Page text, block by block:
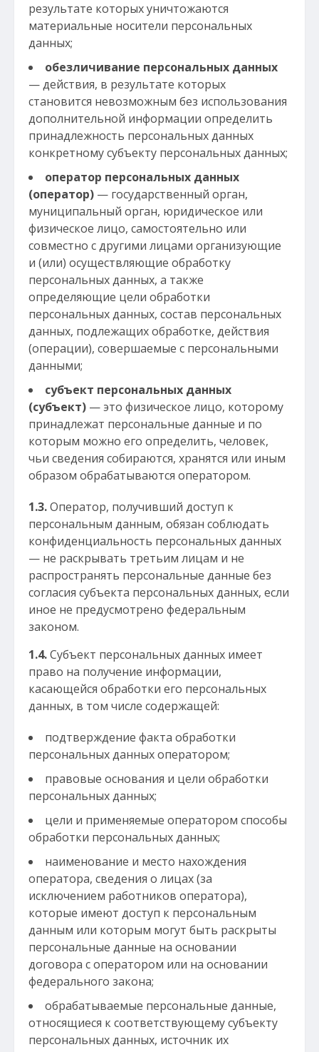
результате которых уничтожаются
материальные носители персональных
данных;
обезличивание персональных данных
— действия, в результате которых
становится невозможным без использования
дополнительной информации определить
принадлежность персональных данных
конкретному субъекту персональных данных;
оператор персональных данных
(оператор) — государственный орган,
муниципальный орган, юридическое или
физическое лицо, самостоятельно или
совместно с другими лицами организующие
и (или) осуществляющие обработку
персональных данных, а также
определяющие цели обработки
персональных данных, состав персональных
данных, подлежащих обработке, действия
(операции), совершаемые с персональными
данными;
субъект персональных данных
(субъект) — это физическое лицо, которому
принадлежат персональные данные и по
которым можно его определить, человек,
чьи сведения собираются, хранятся или иным
образом обрабатываются оператором.
1.3.Оператор, получивший доступ к
персональным данным, обязан соблюдать
конфиденциальность персональных данных
— не раскрывать третьим лицам и не
распространять персональные данные без
согласия субъекта персональных данных, если
иное не предусмотрено федеральным
законом.
1.4.Субъект персональных данных имеет
право на получение информации,
касающейся обработки его персональных
данных, в том числе содержащей:
подтверждение факта обработки
персональных данных оператором;
правовые основания и цели обработки
персональных данных;
цели и применяемые оператором способы
обработки персональных данных;
наименование и место нахождения
оператора, сведения о лицах (за
исключением работников оператора),
которые имеют доступ к персональным
данным или которым могут быть раскрыты
персональные данные на основании
договора с оператором или на основании
федерального закона;
обрабатываемые персональные данные,
относящиеся к соответствующему субъекту
персональных данных, источник их